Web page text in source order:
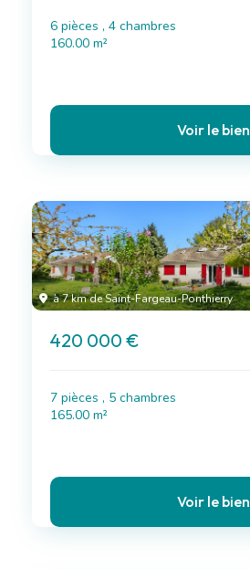
6 pièces , 4 chambres
160.00 m²
Voir le bien
à 7 km de Saint-Fargeau-Ponthierry
420 000 €
7 pièces , 5 chambres
165.00 m²
Voir le bien